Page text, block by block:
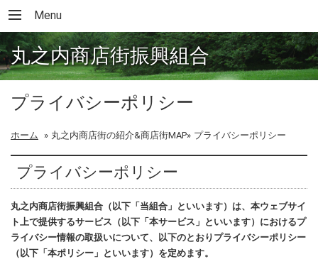
Menu
丸之内商店街振興組合
プライバシーポリシー
ホーム » 丸之内商店街の紹介&商店街MAP» プライバシーポリシー
プライバシーポリシー
丸之内商店街振興組合（以下「当組合」といいます）は、本ウェブサイ
ト上で提供するサービス（以下「本サービス」といいます）におけるプ
ライバシー情報の取扱いについて、以下のとおりプライバシーポリシー
（以下「本ポリシー」といいます）を定めます。